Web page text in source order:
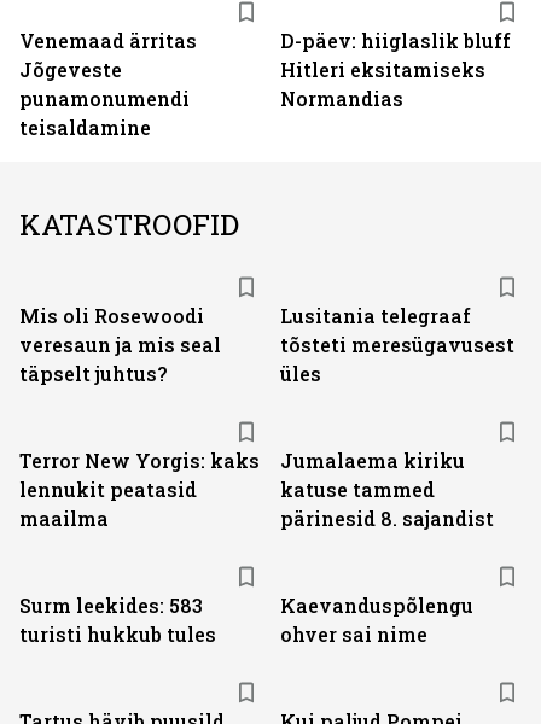
Venemaad ärritas
Jõgeveste
punamonumendi
teisaldamine
D-päev: hiiglaslik bluff
Hitleri eksitamiseks
Normandias
KATASTROOFID
Mis oli Rosewoodi
veresaun ja mis seal
täpselt juhtus?
Lusitania telegraaf
tõsteti meresügavusest
üles
Terror New Yorgis: kaks
lennukit peatasid
maailma
Jumalaema kiriku
katuse tammed
pärinesid 8. sajandist
Surm leekides: 583
turisti hukkub tules
Kaevanduspõlengu
ohver sai nime